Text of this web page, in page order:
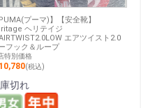
PUMA(プーマ)】【安全靴】
ヘリテイジ
エアツイスト2.0
フック＆ループ
特別価格
(税込)
切れ